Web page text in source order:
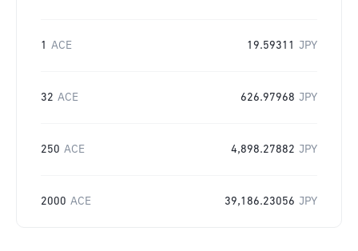
1 ACE 19.59311 JPY
32 ACE 626.97968 JPY
250 ACE 4,898.27882 JPY
2000 ACE 39,186.23056 JPY